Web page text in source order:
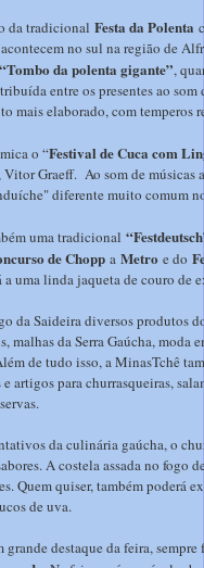
da tradicional Festa da Polenta
no sul na região de
“Tombo da polenta gigante”,
entre os presentes ao
mais elaborado, com temperos
o “Festival de Cuca com
Graeff. Ao som de músicas
diferente muito comum
uma tradicional
de Chopp a Metro e do
uma linda jaqueta de couro de
da Saideira diversos produtos
malhas da Serra Gaúcha, moda
de tudo isso, a MinasTchê
artigos para churrasqueiras,
da culinária gaúcha, o
A costela assada no fogo
Quem quiser, também poderá
de uva.
destaque da feira, sempre